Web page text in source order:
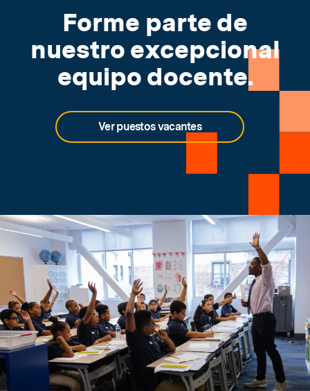
Forme parte de
nuestro excepcional
equipo docente.
Ver puestos vacantes